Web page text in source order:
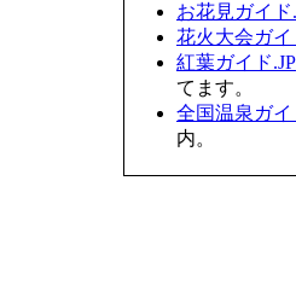
お花見ガイド
花火大会ガイ
紅葉ガイド.JP
てます。
全国温泉ガイ
内。